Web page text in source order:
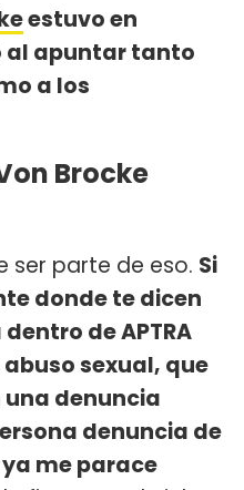
estuvo en
al apuntar tanto
a los
Brocke
ser parte de eso. Si
donde te dicen
de APTRA
sexual, que
denuncia
denuncia de
me parace